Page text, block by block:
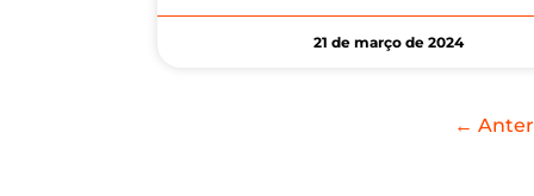
21 de março de 2024
←